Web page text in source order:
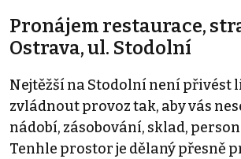
Pronájem restaurace,
Ostrava, ul. Stodolní
Nejtěžší na Stodolní není přivést
zvládnout provoz tak, aby vás
nádobí, zásobování, sklad,
Tenhle prostor je dělaný přesně